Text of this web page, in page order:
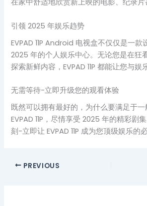
在家中舒适地欣赏新上映的电影、纪录片
引领 2025 年娱乐趋势
EVPAD 11P Android 电视盒不仅仅是一款
2025 年的个人娱乐中心。无论您是在狂
探索新鲜内容，EVPAD 11P 都能让您与娱
无需等待-立即升级您的观看体验
既然可以拥有最好的，为什么要满足于
EVPAD 11P，尽情享受 2025 年的精彩剧
刻-立即让 EVPAD 11P 成为您顶级娱乐的
PREVIOUS